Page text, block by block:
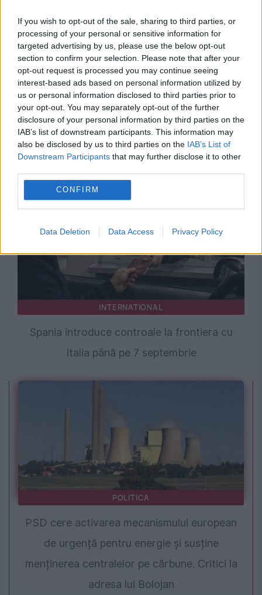
If you wish to opt-out of the sale, sharing to third parties, or
processing of your personal or sensitive information for
targeted advertising by us, please use the below opt-out
section to confirm your selection. Please note that after your
opt-out request is processed you may continue seeing
interest-based ads based on personal information utilized by
us or personal information disclosed to third parties prior to
your opt-out. You may separately opt-out of the further
disclosure of your personal information by third parties on the
IAB’s list of downstream participants. This information may
also be disclosed by us to third parties on the IAB’s List of
Downstream Participants that may further disclose it to other
CONFIRM
Data Deletion Data Access Privacy Policy
SOCIAL
Cod roșu. Alertă de călătorie în Spania. Risc
de incendii în Valencia
INTERNATIONAL
Spania introduce controale la frontiera cu
Italia până pe 7 septembrie
POLITICA
PSD cere activarea mecanismului european
de urgență pentru energie și susține
menținerea centralelor pe cărbune. Critici la
adresa lui Bolojan